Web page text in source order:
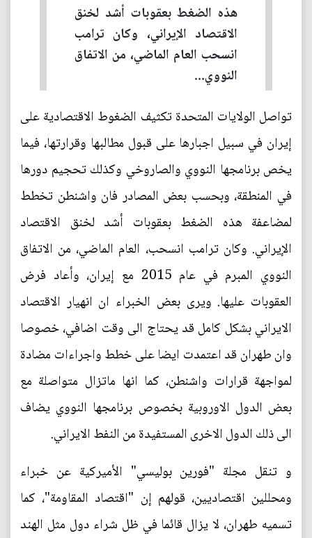
هذه الضغط بعقوبات أشد لخنق
الاقتصاد الإيراني، وكان ترامب
انسحب العام الماضي، من الاتفاق
النووي...
تواصل الولايات المتحدة تكثيف الضغوط الاقتصادية على
إيران في سبيل اجبارها على قبول مطالبها وقرارتها، فيما
يخص برنامجها النووي والصاروخي وكذلك تحجيم دورها
في المنطقة، وبحسب بعض المصادر فان واشنطن تخطط
لمضاعفة هذه الضغط بعقوبات أشد لخنق الاقتصاد
الإيراني. وكان ترامب انسحب، العام الماضي، من الاتفاق
النووي المبرم في عام 2015 مع إيران، وأعاد فرض
العقوبات عليها. ويرى بعض الخبراء ان انهيار الاقتصاد
الايراني بشكل كامل قد يحتاج الى وقت اضافي، خصوصا
وان طهران قد اعتمدت ايضا على خطط واجراءات مضادة
لمواجهة قرارات واشنطن، كما انها ماتزال متواصلة مع
بعض الدول الاوروبية بخصوص برنامجها النووي يضاف
الى ذلك الدول الاخرى المستفيدة من النفط الايراني.
و تنقل مجلة "فورين بوليسي" الأميركية عن خبراء
ومحللين اقتصاديين، قولهم إن "اقتصاد المقاومة"، كما
تسميه طهران، لا يزال قائما في ظل شراء دول مثل الهند